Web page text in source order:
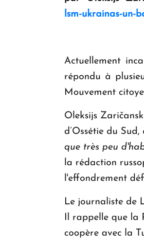
lsm-ukrainas-un-
Actuellement
répondu à
Mouvement
Oleksijs
d’Ossétie du
que très peu
la rédaction
l'effondrement
Le journaliste de
Il rappelle que la
coopère avec la